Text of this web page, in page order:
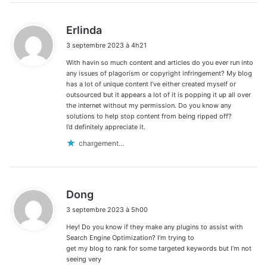
Erlinda
t
:
3 septembre 2023 à 4h21
With havin so much content and articles do you ever run into
any issues of plagorism or copyright infringement? My blog
has a lot of unique content I’ve either created myself or
outsourced but it appears a lot of it is popping it up all over
the internet without my permission. Do you know any
solutions to help stop content from being ripped off?
I’d definitely appreciate it.
chargement…
Dong
t
:
3 septembre 2023 à 5h00
Hey! Do you know if they make any plugins to assist with
Search Engine Optimization? I’m trying to
get my blog to rank for some targeted keywords but I’m not
seeing very